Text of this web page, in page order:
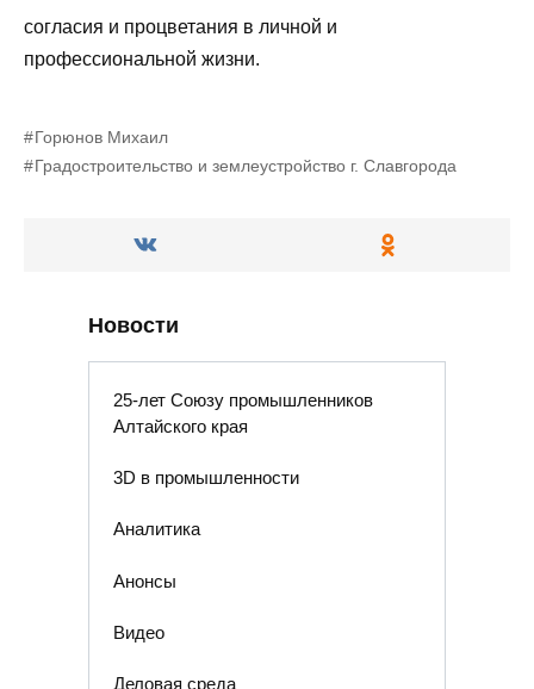
согласия и процветания в личной и
профессиональной жизни.
Горюнов Михаил
Градостроительство и землеустройство г. Славгорода
Новости
25-лет Союзу промышленников
Алтайского края
3D в промышленности
Аналитика
Анонсы
Видео
Деловая среда